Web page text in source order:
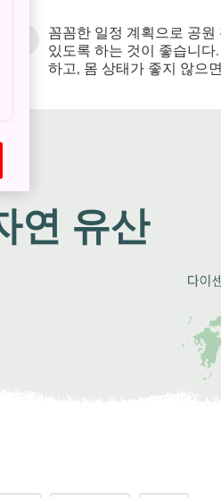
꼼꼼한 일정 계획으로 공
있도록 하는 것이 좋습니
하고, 몸 상태가 좋지 않으
연 유산